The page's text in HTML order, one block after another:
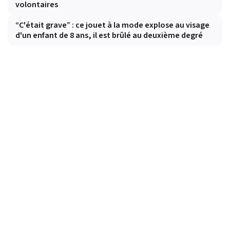
volontaires
“C'était grave” : ce jouet à la mode explose au visage
d'un enfant de 8 ans, il est brûlé au deuxième degré